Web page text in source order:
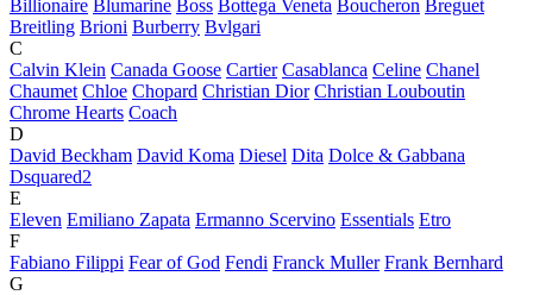
Billionaire Blumarine Boss Bottega Veneta Boucheron Breguet
Breitling Brioni Burberry Bvlgari
C
Calvin Klein Canada Goose Cartier Casablanca Celine Chanel
Chaumet Chloe Chopard Christian Dior Christian Louboutin
Chrome Hearts Coach
D
David Beckham David Koma Diesel Dita Dolce & Gabbana
Dsquared2
E
Eleven Emiliano Zapata Ermanno Scervino Essentials Etro
F
Fabiano Filippi Fear of God Fendi Franck Muller Frank Bernhard
G